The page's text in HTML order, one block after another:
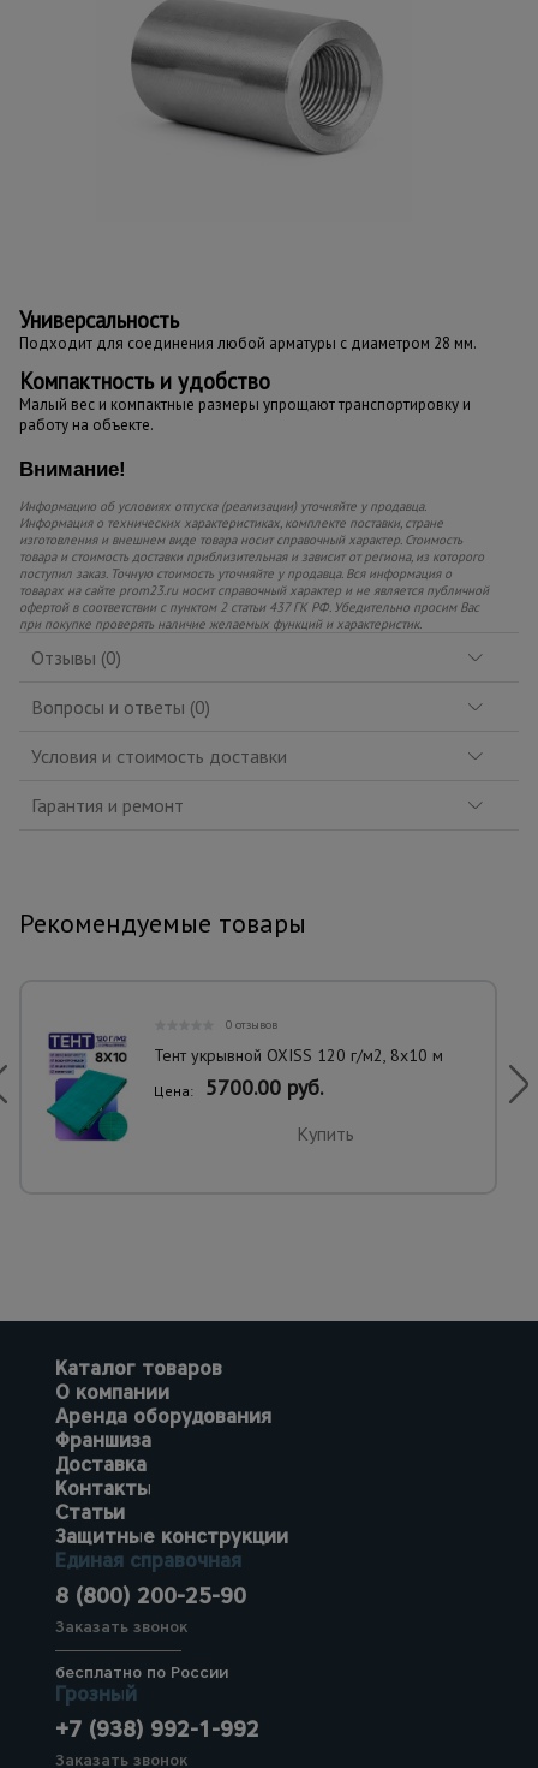
Универсальность
Подходит для соединения любой арматуры с диаметром 28 мм.
Компактность и удобство
Малый вес и компактные размеры упрощают транспортировку и
работу на объекте.
Внимание!
Информацию об условиях отпуска (реализации) уточняйте у продавца.
Информация о технических характеристиках, комплекте поставки, стране
изготовления и внешнем виде товара носит справочный характер. Стоимость
товара и стоимость доставки приблизительная и зависит от региона, из которого
поступил заказ. Точную стоимость уточняйте у продавца. Вся информация о
товарах на сайте prom23.ru носит справочный характер и не является публичной
офертой в соответствии с пунктом 2 статьи 437 ГК РФ. Убедительно просим Вас
при покупке проверять наличие желаемых функций и характеристик.
Отзывы (0)
Вопросы и ответы (0)
Условия и стоимость доставки
Гарантия и ремонт
Рекомендуемые товары
0 отзывов
Тент укрывной OXISS 120 г/м2, 8х10 м
Цена: 5700.00 руб.
Купить
Каталог товаров
О компании
Аренда оборудования
Франшиза
Доставка
Контакты
Статьи
Защитные конструкции
Единая справочная
8 (800) 200-25-90
Заказать звонок
бесплатно по России
Грозный
+7 (938) 992-1-992
Заказать звонок